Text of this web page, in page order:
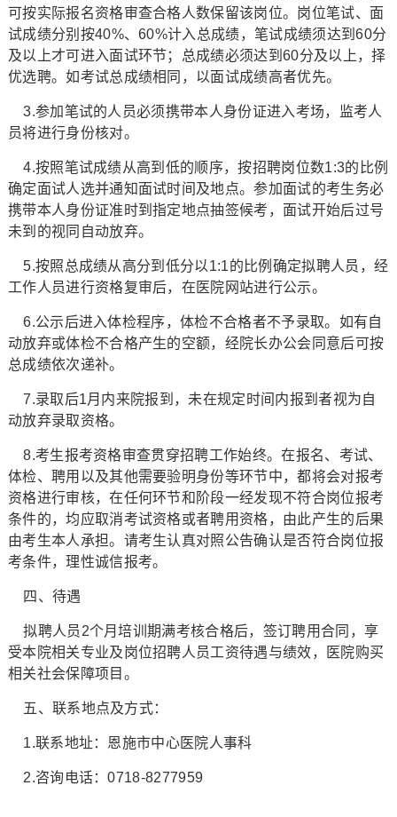
可按实际报名资格审查合格人数保留该岗位。岗位笔试、面
试成绩分别按40%、60%计入总成绩，笔试成绩须达到60分
及以上才可进入面试环节；总成绩必须达到60分及以上，择
优选聘。如考试总成绩相同，以面试成绩高者优先。
3.参加笔试的人员必须携带本人身份证进入考场，监考人
员将进行身份核对。
4.按照笔试成绩从高到低的顺序，按招聘岗位数1:3的比例
确定面试人选并通知面试时间及地点。参加面试的考生务必
携带本人身份证准时到指定地点抽签候考，面试开始后过号
未到的视同自动放弃。
5.按照总成绩从高分到低分以1:1的比例确定拟聘人员，经
工作人员进行资格复审后，在医院网站进行公示。
6.公示后进入体检程序，体检不合格者不予录取。如有自
动放弃或体检不合格产生的空额，经院长办公会同意后可按
总成绩依次递补。
7.录取后1月内来院报到，未在规定时间内报到者视为自
动放弃录取资格。
8.考生报考资格审查贯穿招聘工作始终。在报名、考试、
体检、聘用以及其他需要验明身份等环节中，都将会对报考
资格进行审核，在任何环节和阶段一经发现不符合岗位报考
条件的，均应取消考试资格或者聘用资格，由此产生的后果
由考生本人承担。请考生认真对照公告确认是否符合岗位报
考条件，理性诚信报考。
四、待遇
拟聘人员2个月培训期满考核合格后，签订聘用合同，享
受本院相关专业及岗位招聘人员工资待遇与绩效，医院购买
相关社会保障项目。
五、联系地点及方式：
1.联系地址：恩施市中心医院人事科
2.咨询电话：0718-8277959